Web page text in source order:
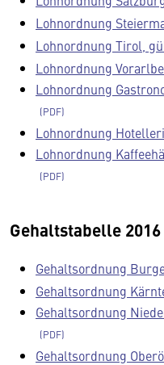
Lohnordnung
Lohnordnung Tirol,
Lohnordnung
Lohnordnung
Lohnordnung
Lohnordnung
Gehaltstabelle 2016
Gehaltsordnung
Gehaltsordnung
Gehaltsordnung
Gehaltsordnung